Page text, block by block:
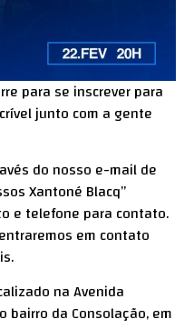
para se inscrever para
junto com a gente
do nossoe-mail de
Xantoné Blacq”
e telefone para contato.
em contato
na Avenida
bairro da Consolação, em